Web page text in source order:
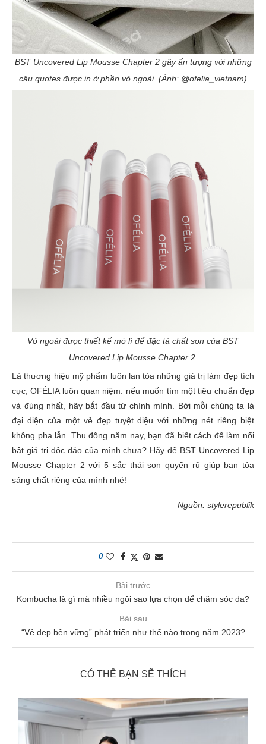
BST Uncovered Lip Mousse Chapter 2 gây ấn tượng với những
câu quotes được in ở phần vỏ ngoài. (Ảnh: @ofelia_vietnam)
Vỏ ngoài được thiết kế mờ lì để đặc tả chất son của BST
Uncovered Lip Mousse Chapter 2.
Là thương hiệu mỹ phẩm luôn lan tỏa những giá trị làm đẹp tích
cực, OFÉLIA luôn quan niệm: nếu muốn tìm một tiêu chuẩn đẹp
và đúng nhất, hãy bắt đầu từ chính mình. Bởi mỗi chúng ta là
đại diện của một vẻ đẹp tuyệt diệu với những nét riêng biệt
không pha lẫn. Thu đông năm nay, bạn đã biết cách để làm nổi
bật giá trị độc đáo của mình chưa? Hãy để BST Uncovered Lip
Mousse Chapter 2 với 5 sắc thái son quyến rũ giúp bạn tỏa
sáng chất riêng của mình nhé!
Nguồn: stylerepublik
0
Bài trước
Kombucha là gì mà nhiều ngôi sao lựa chọn để chăm sóc da?
Bài sau
“Vẻ đẹp bền vững” phát triển như thế nào trong năm 2023?
CÓ THỂ BẠN SẼ THÍCH